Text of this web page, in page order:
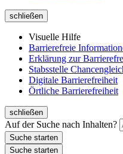
schließen
Visuelle Hilfe
Barrierefreie
Erklärung zur
Stabsstelle
Digitale Barrierefreiheit
Örtliche Barrierefreiheit
schließen
Auf der Suche nach Inhalten?